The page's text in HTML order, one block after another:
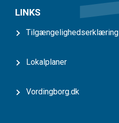
LINKS
Tilgængelighedserklæring
Lokalplaner
Vordingborg.dk